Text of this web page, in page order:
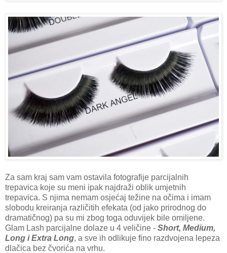
Za sam kraj sam vam ostavila fotografije parcijalnih
trepavica koje su meni ipak najdraži oblik umjetnih
trepavica. S njima nemam osjećaj težine na očima i imam
slobodu kreiranja različitih efekata (od jako prirodnog do
dramatičnog) pa su mi zbog toga oduvijek bile omiljene.
Glam Lash parcijalne dolaze u 4 veličine - Short, Medium,
Long i Extra Long, a sve ih odlikuje fino razdvojena lepeza
dlačica bez čvorića na vrhu.